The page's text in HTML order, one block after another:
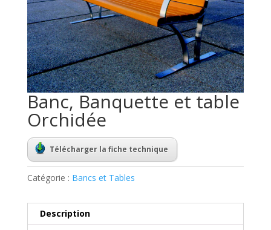
Banc, Banquette et table
Orchidée
Télécharger la fiche technique
Catégorie : Bancs et Tables
Description